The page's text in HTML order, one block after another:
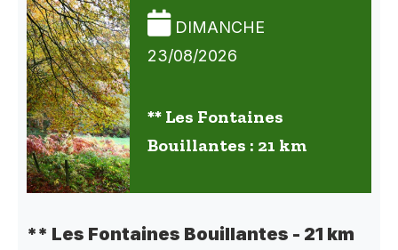
DIMANCHE
23/08/2026
** Les Fontaines
Bouillantes : 21 km
** Les Fontaines Bouillantes - 21 km